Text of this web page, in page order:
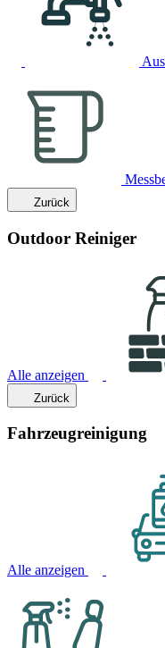
Zurück
Outdoor Reiniger
Alle anzeigen
Zurück
Fahrzeugreinigung
Alle anzeigen